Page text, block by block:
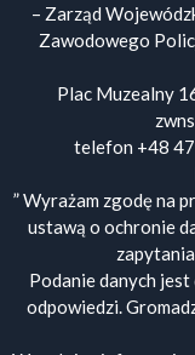
– Zarząd
Zawodowego
Plac Muzealny
telefon +48
” Wyrażam zgodę na
ustawą o ochronie
Podanie danych
odpowiedzi.